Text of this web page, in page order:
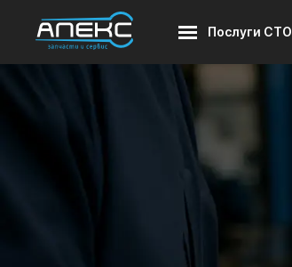
Послуги СТО